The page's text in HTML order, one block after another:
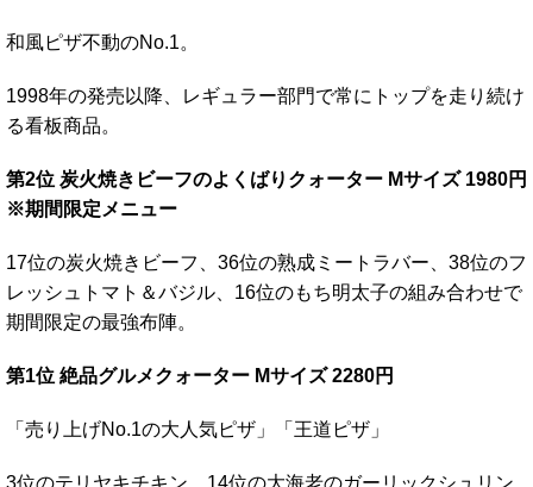
和風ピザ不動のNo.1。
1998年の発売以降、レギュラー部門で常にトップを走り続け
る看板商品。
第2位 炭火焼きビーフのよくばりクォーター Mサイズ 1980円
※期間限定メニュー
17位の炭火焼きビーフ、36位の熟成ミートラバー、38位のフ
レッシュトマト＆バジル、16位のもち明太子の組み合わせで
期間限定の最強布陣。
第1位 絶品グルメクォーター Mサイズ 2280円
「売り上げNo.1の大人気ピザ」「王道ピザ」
3位のテリヤキチキン、14位の大海老のガーリックシュリン